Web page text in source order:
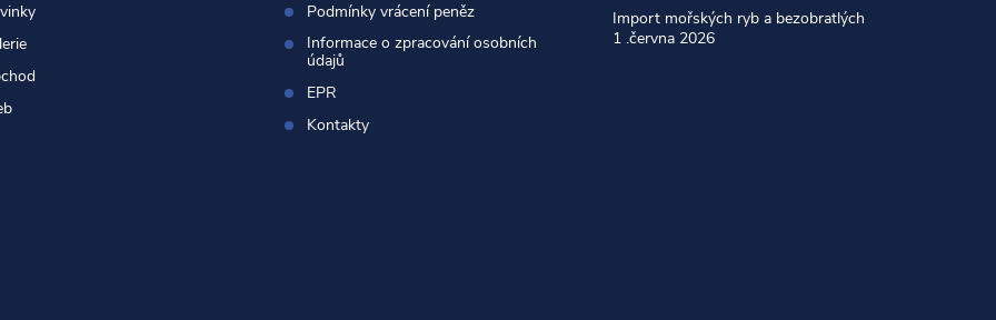
Podmínky vrácení peněz
Informace o zpracování osobních
údajů
EPR
Kontakty
Import mořských ryb a bezobratlých
1 .června 2026